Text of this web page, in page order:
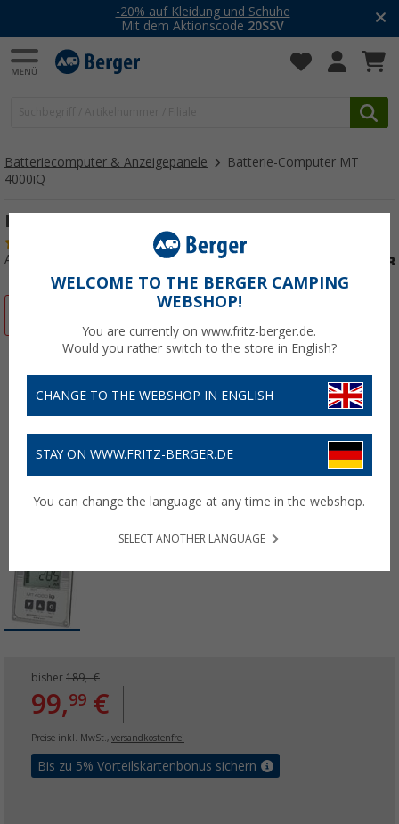
-20% auf Kleidung und Schuhe
Mit dem Aktionscode 20SSV
Batteriecomputer & Anzeigepanele
Batterie-Computer MT
4000iQ
Batterie-Computer MT 4000iQ 100 A-Shunt
Art.-Nr.: 220770
bisher 189,- €
99,99 €
Preise inkl. MwSt., versandkostenfrei
Bis zu 5% Vorteilskartenbonus sichern
WELCOME TO THE BERGER CAMPING
WEBSHOP!
You are currently on www.fritz-berger.de.
Would you rather switch to the store in English?
CHANGE TO THE WEBSHOP IN ENGLISH
STAY ON WWW.FRITZ-BERGER.DE
You can change the language at any time in the webshop.
SELECT ANOTHER LANGUAGE